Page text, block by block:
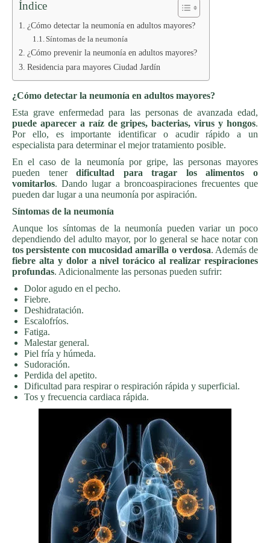
Índice
¿Cómo detectar la neumonía en adultos mayores?
Síntomas de la neumonía
¿Cómo prevenir la neumonía en adultos mayores?
Residencia para mayores Ciudad Jardín
¿Cómo detectar la neumonía en adultos mayores?
Esta grave enfermedad para las personas de avanzada edad,
puede aparecer a raíz de gripes, bacterias, virus y hongos.
Por ello, es importante identificar o acudir rápido a un
especialista para determinar el mejor tratamiento posible.
En el caso de la neumonía por gripe, las personas mayores
pueden tenerdificultad para tragar los alimentos o
vomitarlos. Dando lugar a broncoaspiraciones frecuentes que
pueden dar lugar a una neumonía por aspiración.
Síntomas de la neumonía
Aunque los síntomas de la neumonía pueden variar un poco
dependiendo del adulto mayor, por lo general se hace notar con
tos persistente con mucosidad amarilla o verdosa. Además de
fiebre alta y dolor a nivel torácico al realizar respiraciones
profundas. Adicionalmente las personas pueden sufrir:
Dolor agudo en el pecho.
Fiebre.
Deshidratación.
Escalofríos.
Fatiga.
Malestar general.
Piel fría y húmeda.
Sudoración.
Perdida del apetito.
Dificultad para respirar o respiración rápida y superficial.
Tos y frecuencia cardiaca rápida.